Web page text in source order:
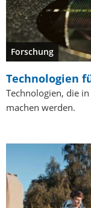
Forschung
Technologien
Technologien, die
machen werden.